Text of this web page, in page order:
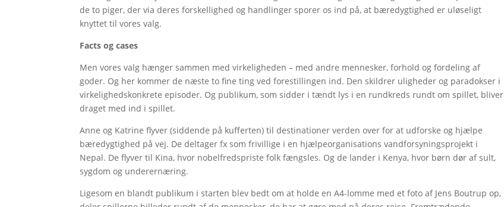
de to piger, der via deres forskellighed og handlinger sporer os ind på, at bæredygtighed er uløseligt
knyttet til vores valg.
Facts og cases
Men vores valg hænger sammen med virkeligheden – med andre mennesker, forhold og fordeling af
goder. Og her kommer de næste to fine ting ved forestillingen ind. Den skildrer uligheder og paradokser i
virkelighedskonkrete episoder. Og publikum, som sidder i tændt lys i en rundkreds rundt om spillet, bliver
draget med ind i spillet.
Anne og Katrine flyver (siddende på kufferten) til destinationer verden over for at udforske og hjælpe
bæredygtighed på vej. De deltager fx som frivillige i en hjælpeorganisations vandforsyningsprojekt i
Nepal. De flyver til Kina, hvor nobelfredspriste folk fængsles. Og de lander i Kenya, hvor børn dør af sult,
sygdom og underernæring.
Ligesom en blandt publikum i starten blev bedt om at holde en A4-lomme med et foto af Jens Boutrup op,